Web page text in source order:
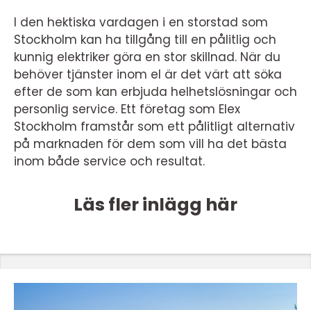
I den hektiska vardagen i en storstad som
Stockholm kan ha tillgång till en pålitlig och
kunnig elektriker göra en stor skillnad. När du
behöver tjänster inom el är det värt att söka
efter de som kan erbjuda helhetslösningar och
personlig service. Ett företag som Elex
Stockholm framstår som ett pålitligt alternativ
på marknaden för dem som vill ha det bästa
inom både service och resultat.
Läs fler inlägg här